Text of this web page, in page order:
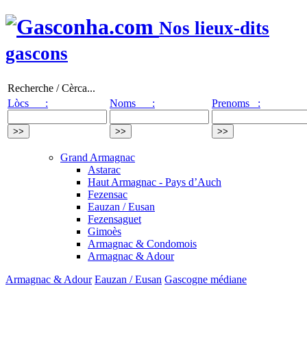
Nos lieux-dits
gascons
Recherche / Cèrca...
Lòcs :
Noms : Prenoms :
Grand Armagnac
Astarac
Haut Armagnac - Pays d’Auch
Fezensac
Eauzan / Eusan
Fezensaguet
Gimoès
Armagnac & Condomois
Armagnac & Adour
Armagnac & Adour Eauzan / Eusan Gascogne médiane